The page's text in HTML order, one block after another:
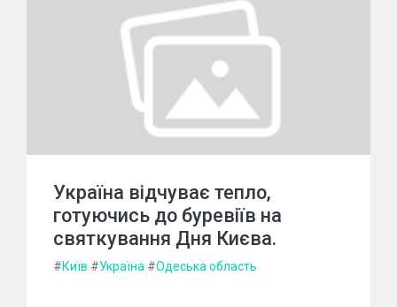
Україна відчуває тепло,
готуючись до буревіїв на
святкування Дня Києва.
#Київ #Україна #Одеська область